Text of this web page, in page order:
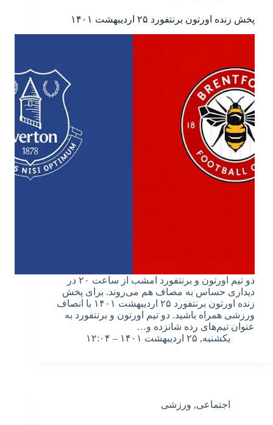
پخش زنده اورتون برنتفورد ۲۵ اردیبهشت ۱۴۰۱
دو تیم اورتون و برنتفورد امشب از ساعت ۲۰ در
دیداری حساس به مصاف هم می‌روند. برای پخش
زنده اورتون برنتفورد ۲۵ اردیبهشت ۱۴۰۱ با انصاف
ورزشی همراه باشید. دو تیم اورتون و برنتفورد به
عنوان تیم‌های رده شانزده و…
یکشنبه, ۲۵ اردیبهشت ۱۴۰۱ – ۱۲:۰۴
اجتماعی, ورزشی